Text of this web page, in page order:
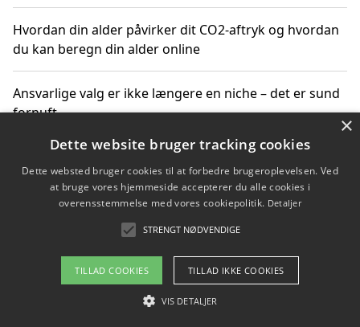
Hvordan din alder påvirker dit CO2-aftryk og hvordan
du kan beregn din alder online
Ansvarlige valg er ikke længere en niche – det er sund
fornuft
Sådan kan du handle bæredygtigt og bestil med
faktura
Om / kontakt
Blog Betingelser
×
Dette website bruger tracking cookies
Dette websted bruger cookies til at forbedre brugeroplevelsen. Ved
at bruge vores hjemmeside accepterer du alle cookies i
overensstemmelse med vores cookiepolitik. Detaljer
STRENGT NØDVENDIGE
TILLAD COOKIES TILLAD IKKE COOKIES
VIS DETALJER